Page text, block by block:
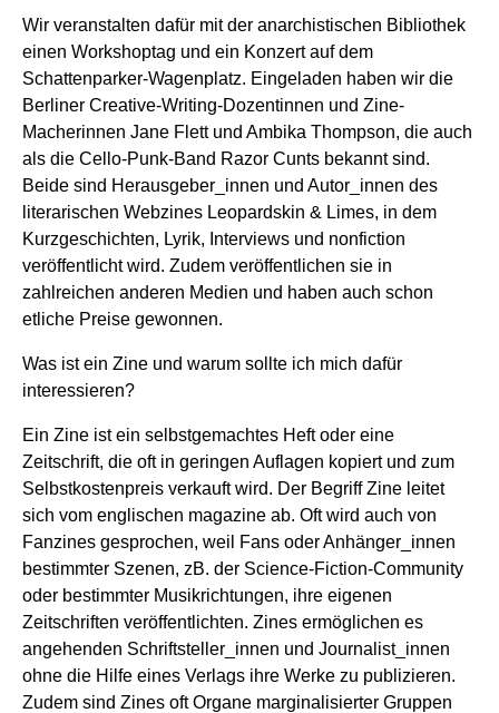
Wir veranstalten dafür mit der anarchistischen Bibliothek
einen Workshoptag und ein Konzert auf dem
Schattenparker-Wagenplatz. Eingeladen haben wir die
Berliner Creative-Writing-Dozentinnen und Zine-
Macherinnen Jane Flett und Ambika Thompson, die auch
als die Cello-Punk-Band Razor Cunts bekannt sind.
Beide sind Herausgeber_innen und Autor_innen des
literarischen Webzines Leopardskin & Limes, in dem
Kurzgeschichten, Lyrik, Interviews und nonfiction
veröffentlicht wird. Zudem veröffentlichen sie in
zahlreichen anderen Medien und haben auch schon
etliche Preise gewonnen.
Was ist ein Zine und warum sollte ich mich dafür
interessieren?
Ein Zine ist ein selbstgemachtes Heft oder eine
Zeitschrift, die oft in geringen Auflagen kopiert und zum
Selbstkostenpreis verkauft wird. Der Begriff Zine leitet
sich vom englischen magazine ab. Oft wird auch von
Fanzines gesprochen, weil Fans oder Anhänger_innen
bestimmter Szenen, zB. der Science-Fiction-Community
oder bestimmter Musikrichtungen, ihre eigenen
Zeitschriften veröffentlichten. Zines ermöglichen es
angehenden Schriftsteller_innen und Journalist_innen
ohne die Hilfe eines Verlags ihre Werke zu publizieren.
Zudem sind Zines oft Organe marginalisierter Gruppen